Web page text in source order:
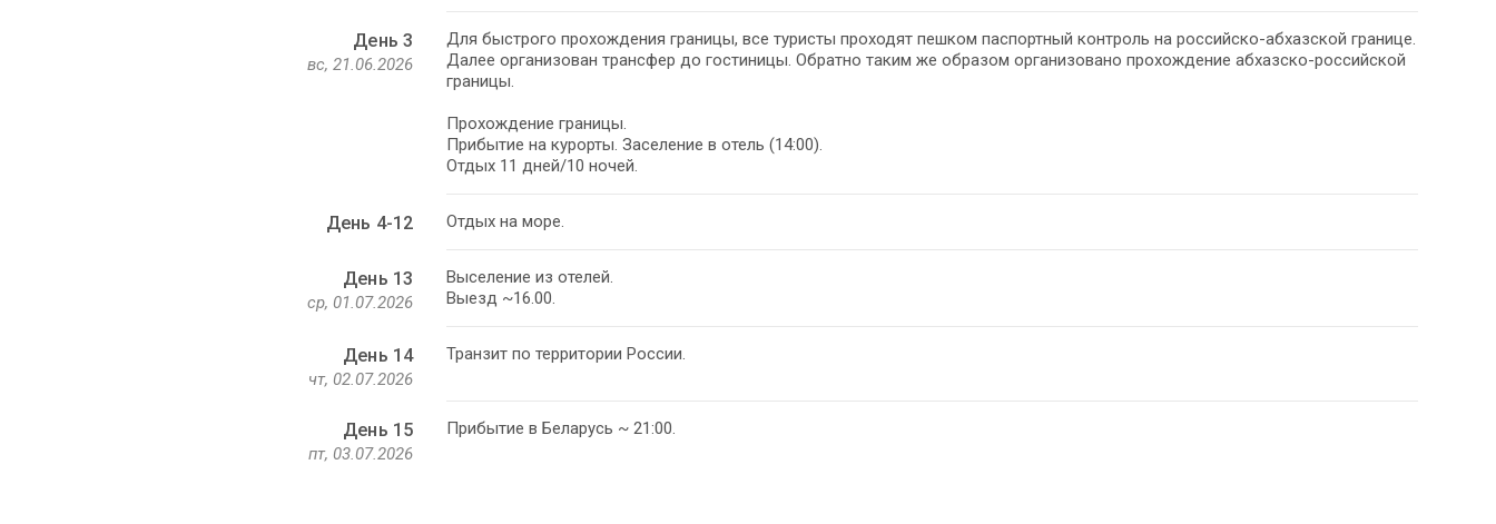
День 3
вс, 21.06.2026
Для быстрого прохождения границы, все туристы проходят пешком паспортный контроль на российско-абхазской границе.
Далее организован трансфер до гостиницы. Обратно таким же образом организовано прохождение абхазско-российской
границы.
Прохождение границы.
Прибытие на курорты. Заселение в отель (14:00).
Отдых 11 дней/10 ночей.
День 4-12 Отдых на море.
День 13
ср, 01.07.2026
Выселение из отелей.
Выезд ~16.00.
День 14
чт, 02.07.2026
Транзит по территории России.
День 15
пт, 03.07.2026
Прибытие в Беларусь ~ 21:00.